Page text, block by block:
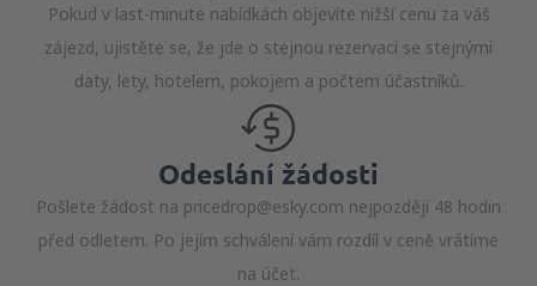
Pokud v last-minute nabídkách objevíte nižší cenu za váš
zájezd, ujistěte se, že jde o stejnou rezervaci se stejnými
daty, lety, hotelem, pokojem a počtem účastníků.
Odeslání žádosti
Pošlete žádost na pricedrop@esky.com nejpozději 48 hodin
před odletem. Po jejím schválení vám rozdíl v ceně vrátíme
na účet.